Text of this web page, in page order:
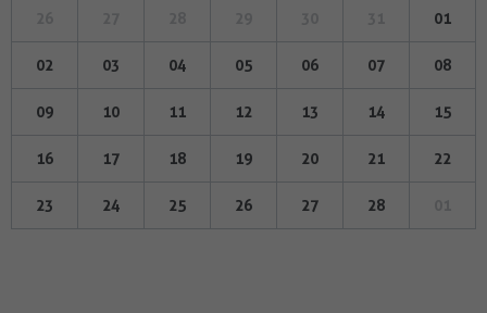
01
02 03 04 05 06 07 08
09 10 11 12 13 14 15
16 17 18 19 20 21 22
23 24 25 26 27 28